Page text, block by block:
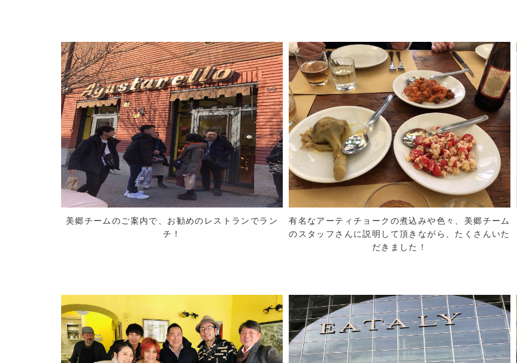
美郷チームのご案内で、お勧めのレストランでラン
チ！
有名なアーティチョークの煮込みや色々、美郷チーム
のスタッフさんに説明して頂きながら、たくさんいた
だきました！